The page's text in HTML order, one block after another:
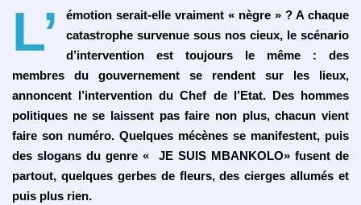
L’
émotion serait-elle vraiment « nègre » ? A chaque
catastrophe survenue sous nos cieux, le scénario
d’intervention est toujours le même : des
membres du gouvernement se rendent sur les lieux,
annoncent l’intervention du Chef de l’Etat. Des hommes
politiques ne se laissent pas faire non plus, chacun vient
faire son numéro. Quelques mécènes se manifestent, puis
des slogans du genre « JE SUIS MBANKOLO» fusent de
partout, quelques gerbes de fleurs, des cierges allumés et
puis plus rien.